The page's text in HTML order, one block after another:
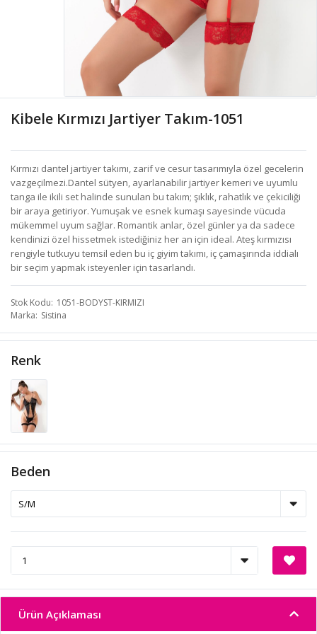
Kibele Kırmızı Jartiyer Takım-1051
Kırmızı dantel jartiyer takımı, zarif ve cesur tasarımıyla özel gecelerin
vazgeçilmezi.Dantel sütyen, ayarlanabilir jartiyer kemeri ve uyumlu
tanga ile ikili set halinde sunulan bu takım; şıklık, rahatlık ve çekiciliği
bir araya getiriyor. Yumuşak ve esnek kumaşı sayesinde vücuda
mükemmel uyum sağlar. Romantik anlar, özel günler ya da sadece
kendinizi özel hissetmek istediğiniz her an için ideal. Ateş kırmızısı
rengiyle tutkuyu temsil eden bu iç giyim takımı, iç çamaşırında iddialı
bir seçim yapmak isteyenler için tasarlandı.
Stok Kodu 1051-BODYST-KIRMIZI
Marka Sistina
Renk
Beden
Ürün Açıklaması